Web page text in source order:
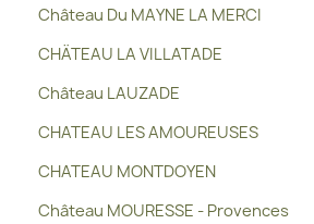
Château Du MAYNE LA MERCI
CHÄTEAU LA VILLATADE
Château LAUZADE
CHATEAU LES AMOUREUSES
CHATEAU MONTDOYEN
Château MOURESSE - Provences